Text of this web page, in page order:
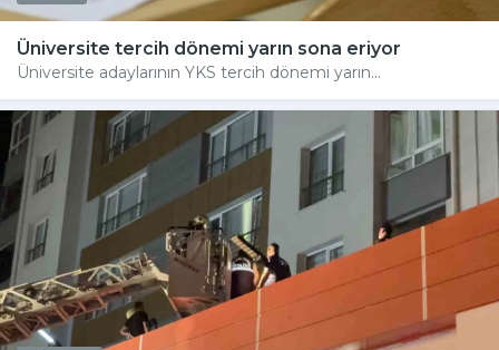
Üniversite tercih dönemi yarın sona eriyor
Üniversite adaylarının YKS tercih dönemi yarın...